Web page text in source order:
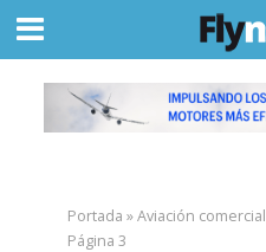
Portada »Aviación comercial
Página 3